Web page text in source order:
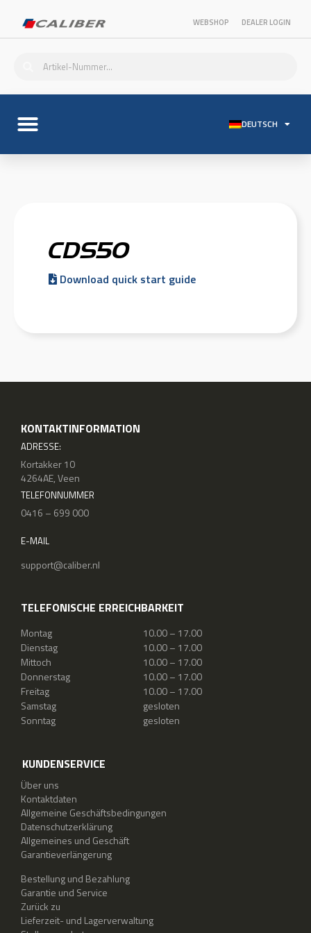
WEBSHOP DEALER LOGIN
DEUTSCH
CDS5O
Download quick start guide
KONTAKTINFORMATION
ADRESSE:
Kortakker 10
4264AE, Veen
TELEFONNUMMER
0416 – 699 000
E-MAIL
support@caliber.nl
TELEFONISCHE ERREICHBARKEIT
Montag
10.00 – 17.00
Dienstag
10.00 – 17.00
Mittoch
10.00 – 17.00
Donnerstag
10.00 – 17.00
Freitag
10.00 – 17.00
Samstag
gesloten
Sonntag
gesloten
KUNDENSERVICE
Über uns
Kontaktdaten
Allgemeine Geschäftsbedingungen
Datenschutzerklärung
Allgemeines und Geschäft
Garantieverlängerung
Bestellung und Bezahlung
Garantie und Service
Zurück zu
Lieferzeit- und Lagerverwaltung